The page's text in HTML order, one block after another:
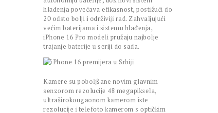
hlađenja povećava efikasnost, postižući do
20 odsto bolji i održiviji rad. Zahvaljujući
većim baterijama i sistemu hlađenja,
iPhone 16 Pro modeli pružaju najbolje
trajanje baterije u seriji do sada.
Kamere su poboljšane novim glavnim
senzorom rezolucije 48 megapiksela,
ultraširokougaonom kamerom iste
rezolucije i telefoto kamerom s optičkim